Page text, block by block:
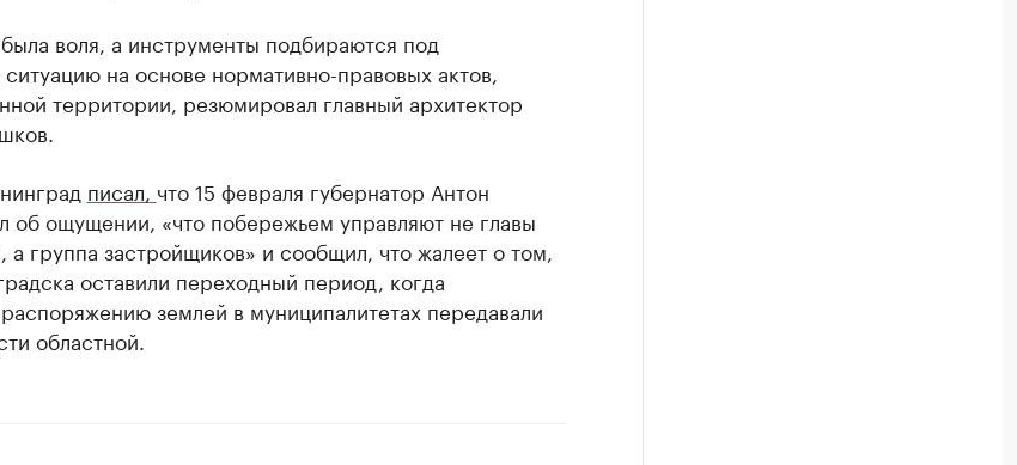
воля, а инструменты подбираются под
на основе нормативно-правовых актов,
территории, резюмировал главный архитектор
писал, что 15 февраля губернатор Антон
об ощущении, «что побережьем управляют не главы
а группа застройщиков» и сообщил, что жалеет о том,
оставили переходный период, когда
землей в муниципалитетах передавали
областной.